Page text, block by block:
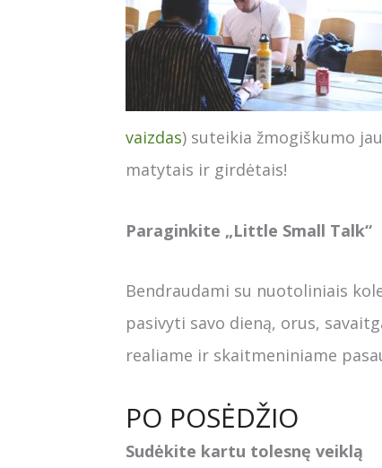
vaizdas) suteikia žmogiškumo
matytais ir girdėtais!
Paraginkite „Little Small Talk“
Bendraudami su nuotoliniais
pasivyti savo dieną, orus,
realiame ir skaitmeniniame
PO POSĖDŽIO
Sudėkite kartu tolesnę veiklą